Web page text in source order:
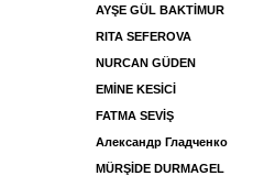
AYŞE GÜL BAKTİMUR
RITA SEFEROVA
NURCAN GÜDEN
EMİNE KESİCİ
FATMA SEVİŞ
Александр Гладченко
MÜRŞİDE DURMAGEL